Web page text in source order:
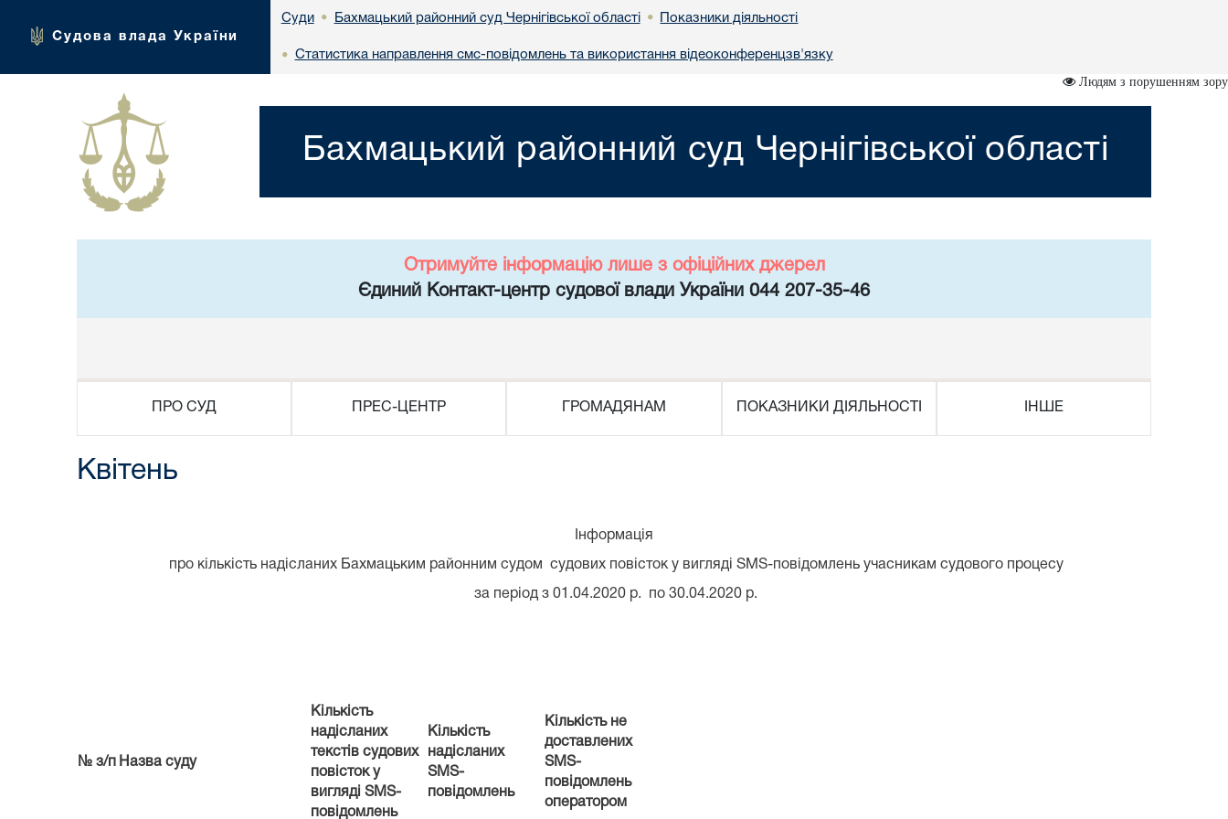
Судова влада України
Суди • Бахмацький районний суд Чернігівської області • Показники діяльності
• Статистика направлення смс-повідомлень та використання відеоконференцзв'язку
Людям з порушенням зору
Бахмацький районний суд Чернігівської області
Отримуйте інформацію лише з офіційних джерел
Єдиний Контакт-центр судової влади України 044 207-35-46
ПРО СУД ПРЕС-ЦЕНТР ГРОМАДЯНАМ ПОКАЗНИКИ ДІЯЛЬНОСТІ ІНШЕ
Квітень
Інформація
про кількість надісланих Бахмацьким районним судом судових повісток у вигляді SMS-повідомлень учасникам судового процесу
за період з 01.04.2020 р. по 30.04.2020 р.
№ з/п Назва суду
Кількість
надісланих
текстів судових
повісток у
вигляді SMS-
повідомлень
Кількість
надісланих
SMS-
повідомлень
Кількість не
доставлених
SMS-
повідомлень
оператором